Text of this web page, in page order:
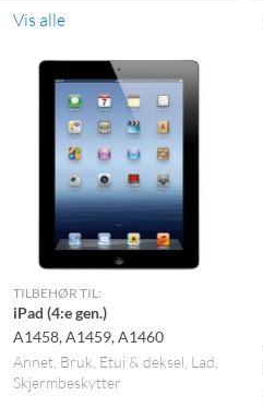
Vis alle
TILBEHØR TIL:
iPad (4:e gen.)
A1458, A1459, A1460
Annet Bruk Etui & deksel Lad
Skjermbeskytter